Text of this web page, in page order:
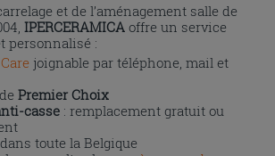
et de l’aménagement salle de
IPERCERAMICA offre un service
personnalisé :
joignable par téléphone, mail et
Premier Choix
casse : remplacement gratuit ou
toute la Belgique